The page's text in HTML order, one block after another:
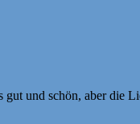
und schön, aber die